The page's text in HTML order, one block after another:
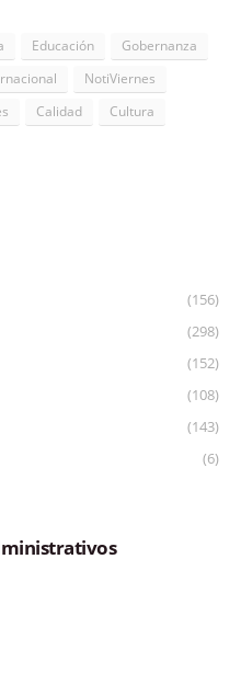
Educación
Gobernanza
NotiViernes
Calidad
Cultura
(156)
(298)
(152)
(108)
(143)
(6)